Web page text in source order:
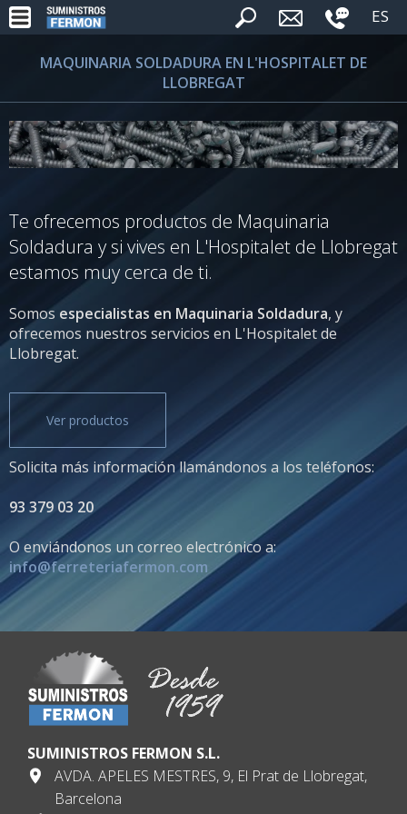
ES
MAQUINARIA SOLDADURA EN L'HOSPITALET DE
LLOBREGAT
Te ofrecemos productos de Maquinaria
Soldadura y si vives en L'Hospitalet de Llobregat
estamos muy cerca de ti.
Somos especialistas en Maquinaria Soldadura, y
ofrecemos nuestros servicios en L'Hospitalet de
Llobregat.
Ver productos
Solicita más información llamándonos a los teléfonos:
93 379 03 20
O enviándonos un correo electrónico a:
info@ferreteriafermon.com
SUMINISTROS FERMON S.L.
AVDA. APELES MESTRES, 9, El Prat de Llobregat,
Barcelona